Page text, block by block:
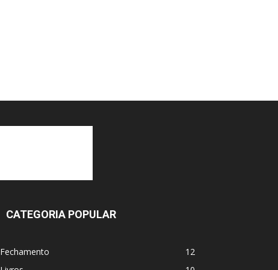
CATEGORIA POPULAR
Fechamento
12